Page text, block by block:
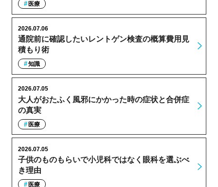
医療
通院前に確認したいレントゲン検査の概算費用見
積もり術
2026.07.06
知識
大人がおたふく風邪にかかった時の症状と合併症
の真実
2026.07.05
医療
子供のものもらいで小児科ではなく眼科を選ぶべ
き理由
2026.07.05
医療